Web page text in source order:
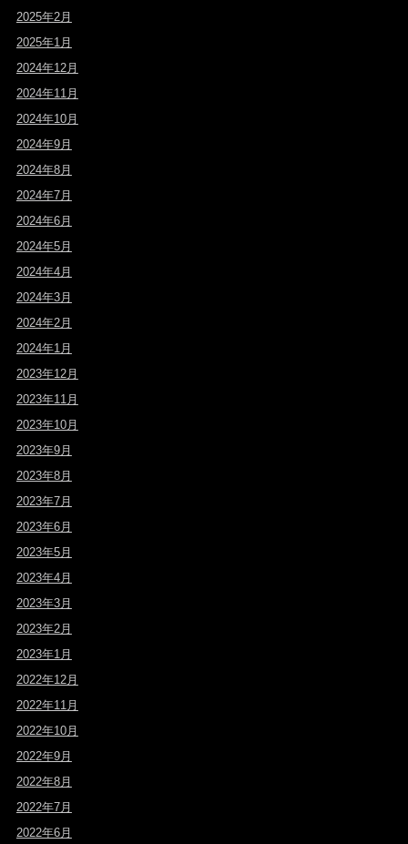
2025年2月
2025年1月
2024年12月
2024年11月
2024年10月
2024年9月
2024年8月
2024年7月
2024年6月
2024年5月
2024年4月
2024年3月
2024年2月
2024年1月
2023年12月
2023年11月
2023年10月
2023年9月
2023年8月
2023年7月
2023年6月
2023年5月
2023年4月
2023年3月
2023年2月
2023年1月
2022年12月
2022年11月
2022年10月
2022年9月
2022年8月
2022年7月
2022年6月